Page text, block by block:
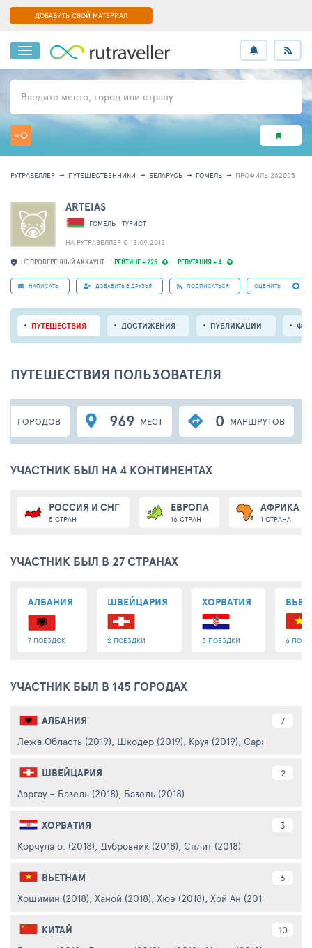
ДОБАВИТЬ СВОЙ МАТЕРИАЛ
Введите место, город или страну
РУТРАВЕЛЛЕР ПУТЕШЕСТВЕННИКИ БЕЛАРУСЬ ГОМЕЛЬ ПРОФИЛЬ 262093
НЕ ПРОВЕРЕННЫЙ АККАУНТ РЕЙТИНГ + 225 РЕПУТАЦИЯ + 4
ARTEIAS
ГОМЕЛЬ
ТУРИСТ
НА РУТРАВЕЛЛЕР C 18.09.2012
НАПИСАТЬ ДОБАВИТЬ В ДРУЗЬЯ ПОДПИСАТЬСЯ ОЦЕНИТЬ
ПУТЕШЕСТВИЯ ДОСТИЖЕНИЯ ПУБЛИКАЦИИ
ПУТЕШЕСТВИЯ ПОЛЬЗОВАТЕЛЯ
ГОРОДОВ 969 МЕСТ 0 МАРШРУТОВ
УЧАСТНИК БЫЛ НА 4 КОНТИНЕНТАХ
РОССИЯ И СНГ
5 СТРАН
ЕВРОПА
16 СТРАН
АФРИКА
1 СТРАНА
УЧАСТНИК БЫЛ В 27 СТРАНАХ
АЛБАНИЯ
7 ПОЕЗДОК
ШВЕЙЦАРИЯ
2 ПОЕЗДКИ
ХОРВАТИЯ
3 ПОЕЗДКИ 6
УЧАСТНИК БЫЛ В 145 ГОРОДАХ
АЛБАНИЯ 7
Лежа Область (2019), Шкодер (2019), Круя (2019), Саранда (2019)
ШВЕЙЦАРИЯ 2
Ааргау – Базель (2018), Базель (2018)
ХОРВАТИЯ 3
Корчула о. (2018), Дубровник (2018), Сплит (2018)
ВЬЕТНАМ 6
Хошимин (2018), Ханой (2018), Хюэ (2018), Хой Ан (2018)
КИТАЙ 10